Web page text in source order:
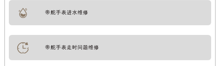
帝舵手表进水维修
帝舵手表走时问题维修